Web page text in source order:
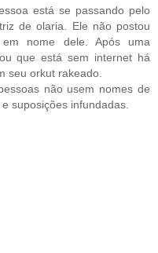
está se passando pelo
de olaria. Ele não postou
nome dele. Após uma
que está sem internet há
seu orkut rakeado.
não usem nomes de
suposições infundadas.